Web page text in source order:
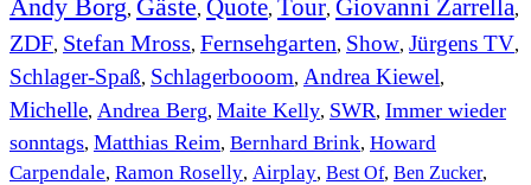
Andy Borg, Gäste, Quote, Tour, Giovanni Zarrella,
ZDF, Stefan Mross, Fernsehgarten, Show, Jürgens TV,
Schlager-Spaß, Schlagerbooom, Andrea Kiewel,
Michelle, Andrea Berg, Maite Kelly, SWR, Immer wieder
sonntags, Matthias Reim, Bernhard Brink, Howard
Carpendale, Ramon Roselly, Airplay, Best Of, Ben Zucker,